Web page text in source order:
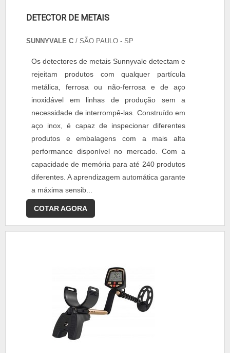
DETECTOR DE METAIS
SUNNYVALE C / SÃO PAULO - SP
Os detectores de metais Sunnyvale detectam e
rejeitam produtos com qualquer partícula
metálica, ferrosa ou não-ferrosa e de aço
inoxidável em linhas de produção sem a
necessidade de interrompê-las. Construído em
aço inox, é capaz de inspecionar diferentes
produtos e embalagens com a mais alta
performance disponível no mercado. Com a
capacidade de memória para até 240 produtos
diferentes. A aprendizagem automática garante
a máxima sensib...
COTAR AGORA